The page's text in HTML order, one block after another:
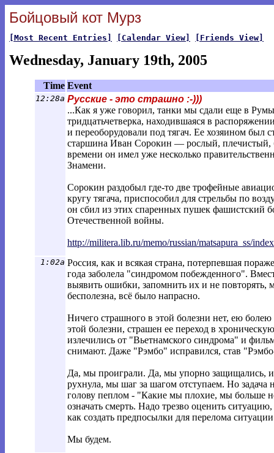
Бойцовый кот Мурз
[Most Recent Entries] [Calendar View] [Friends View]
Wednesday, January 19th, 2005
Time Event
12:28a Русские - это страшно :-)))
...Как я уже говорил, танки мы сдали еще в
тридцатьчетверка, находившаяся в
и переоборудовали под тягач. Ее хозяином
старшина Иван Сорокин — рослый, плечистый,
времени он имел уже несколько
Знамени.
Сорокин раздобыл где-то две трофейные
кругу тягача, приспособил для стрельбы по
он сбил из этих спаренных пушек фашистский
Отечественной войны.
http://militera.lib.ru/memo/russian/matsapura_ss/
1:02a Россия, как и всякая страна, потерпевшая
года заболела "синдромом побежденного".
выявить ошибки, запомнить их и не повторять,
бесполезна, всё было напрасно.
Ничего страшного в этой болезни нет, ею
этой болезни, страшен ее переход в
излечились от "Вьетнамского синдрома" и
снимают. Даже "Рэмбо" исправился, став
Да, мы проиграли. Да, мы упорно защищались,
рухнула, мы шаг за шагом отступаем. Но задача
голову пеплом - "Какие мы плохие, мы больше
означать смерть. Надо трезво оценить
как создать предпосылки для перелома
Мы будем.